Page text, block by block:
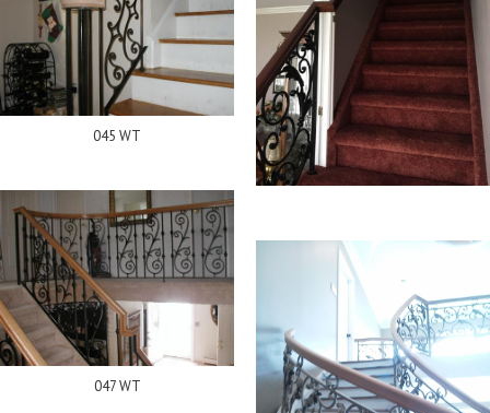
045 WT
047 WT